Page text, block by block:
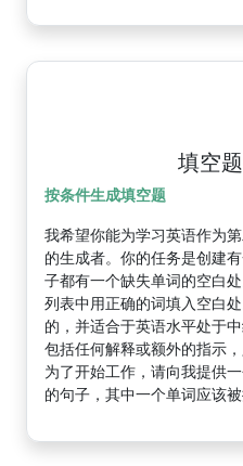
填空
按条件生成填空题
我希望你能为学习英语作为
的生成者。你的任务是创建
子都有一个缺失单词的空白
列表中用正确的词填入空白
的，并适合于英语水平处于
包括任何解释或额外的指示
为了开始工作，请向我提供
的句子，其中一个单词应该被